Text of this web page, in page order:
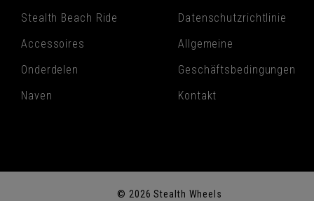
Stealth Beach Ride
Accessoires
Onderdelen
Naven
Datenschutzrichtlinie
Allgemeine
Geschäftsbedingungen
Kontakt
© 2026 Stealth Wheels